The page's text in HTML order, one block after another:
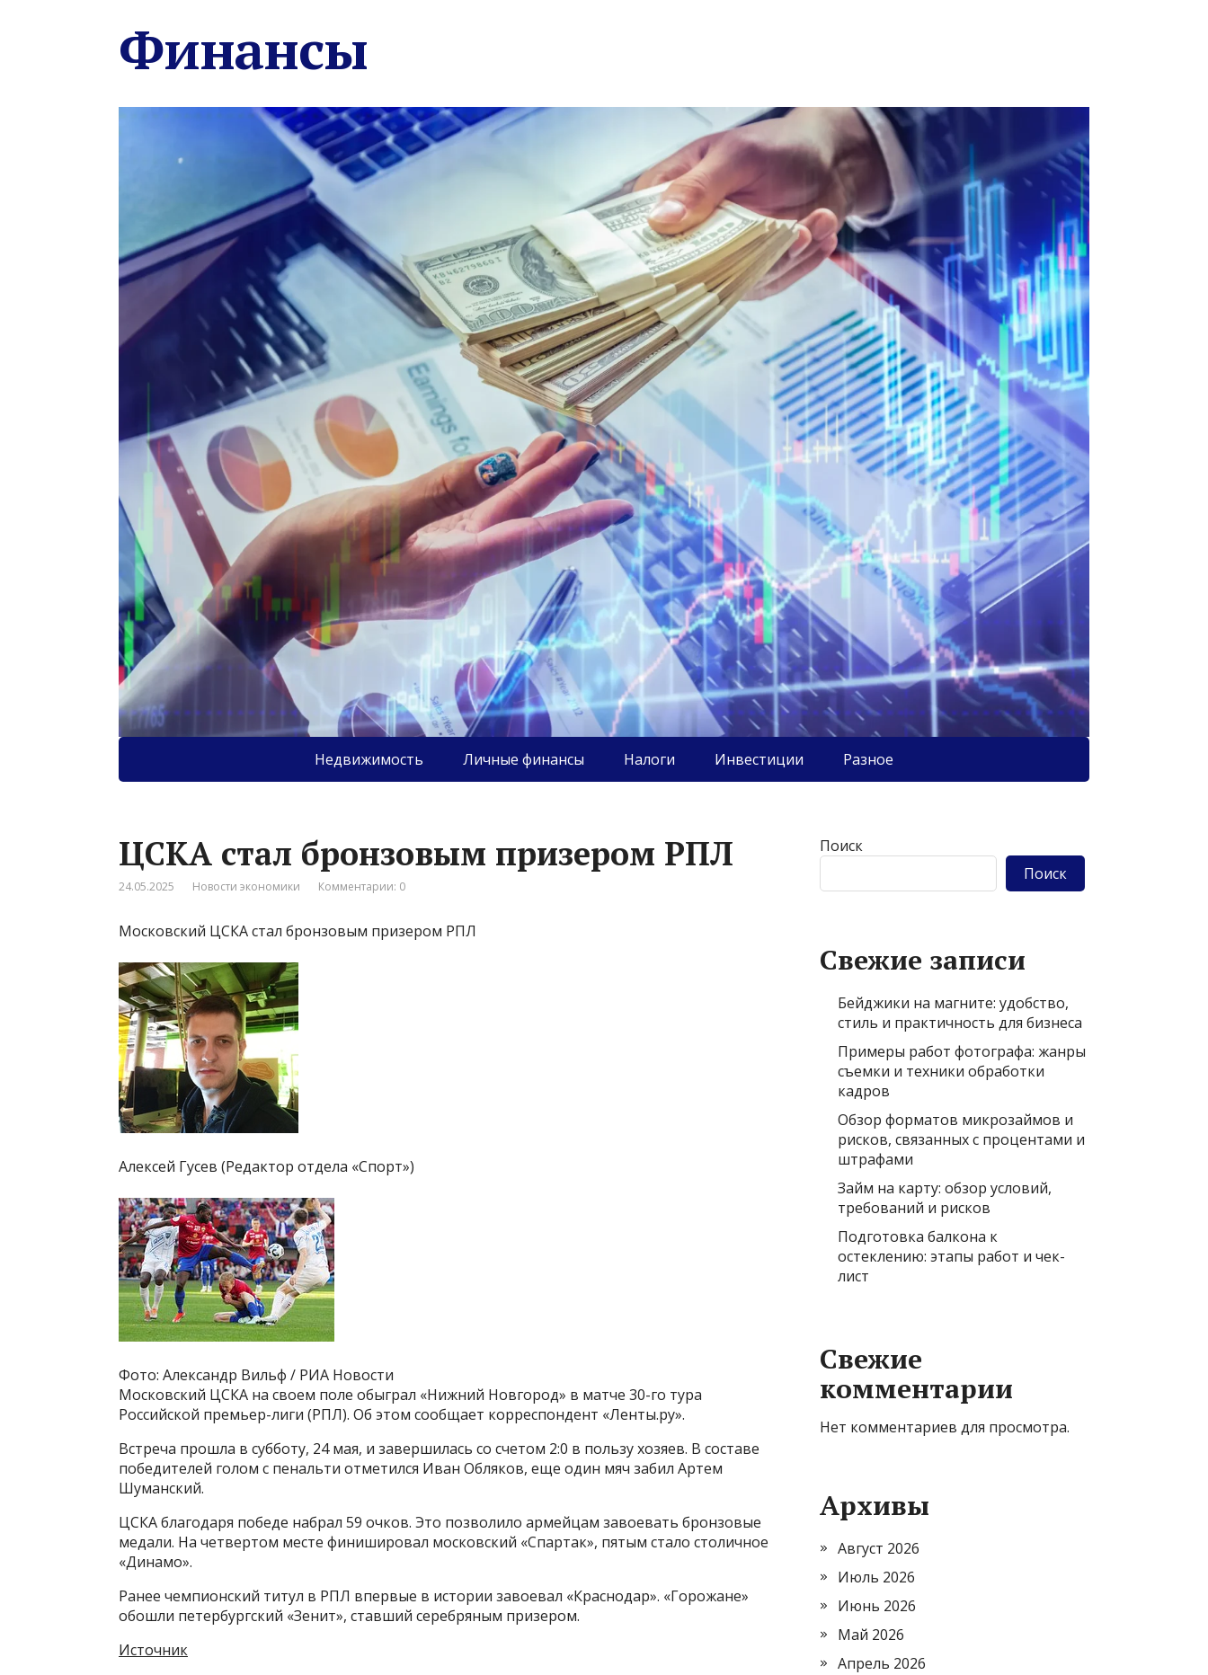
Финансы
Недвижимость Личные финансы Налоги Инвестиции Разное
ЦСКА стал бронзовым призером РПЛ
24.05.2025 Новости экономики Комментарии: 0
Московский ЦСКА стал бронзовым призером РПЛ
Алексей Гусев (Редактор отдела «Спорт»)
Фото: Александр Вильф / РИА Новости
Московский ЦСКА на своем поле обыграл «Нижний Новгород» в матче 30-го тура
Российской премьер-лиги (РПЛ). Об этом сообщает корреспондент «Ленты.ру».
Встреча прошла в субботу, 24 мая, и завершилась со счетом 2:0 в пользу хозяев. В составе
победителей голом с пенальти отметился Иван Обляков, еще один мяч забил Артем
Шуманский.
ЦСКА благодаря победе набрал 59 очков. Это позволило армейцам завоевать бронзовые
медали. На четвертом месте финишировал московский «Спартак», пятым стало столичное
«Динамо».
Ранее чемпионский титул в РПЛ впервые в истории завоевал «Краснодар». «Горожане»
обошли петербургский «Зенит», ставший серебряным призером.
Источник
Поиск
Поиск
Свежие записи
Бейджики на магните: удобство,
стиль и практичность для бизнеса
Примеры работ фотографа: жанры
съемки и техники обработки
кадров
Обзор форматов микрозаймов и
рисков, связанных с процентами и
штрафами
Займ на карту: обзор условий,
требований и рисков
Подготовка балкона к
остеклению: этапы работ и чек-
лист
Свежие
комментарии
Нет комментариев для просмотра.
Архивы
Август 2026
Июль 2026
Июнь 2026
Май 2026
Апрель 2026